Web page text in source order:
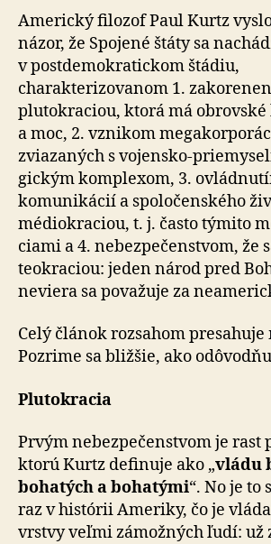
Americký filozof Paul Kurtz
názor, že Spojené štáty sa
v postdemokratickom štádiu,
charakterizovanom 1.
plutokraciou, ktorá má obrovské
a moc, 2. vznikom
zviazaných s vojensko-
gic­kým komplexom, 3.
komunikácií a spo­lo­čen­ského
médiokraciou, t. j. často týmito
ciami a 4. nebezpečenstvom, že
teo­kra­ciou: jeden národ pred
neviera sa po­va­žu­je za
Celý článok rozsahom
Pozrime sa bližšie, ako
Plutokracia
Prvým nebezpečenstvom je rast
ktorú Kurtz definuje ako „vládu
bohatých a bo­ha­tý­mi“. No je to
raz v histórii Ameriky, čo je
vrstvy veľmi zámožných ľudí: už